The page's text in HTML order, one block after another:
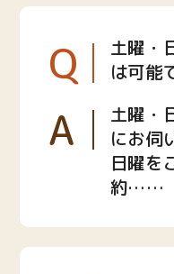
Q
土曜・
は可能
A
土曜・
にお伺
日曜を
約……